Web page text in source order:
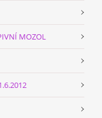
MOZOL